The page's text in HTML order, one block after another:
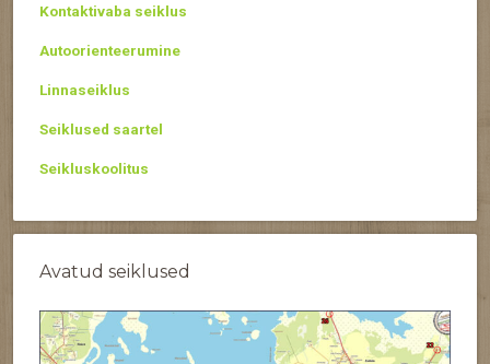
Kontaktivaba seiklus
Autoorienteerumine
Linnaseiklus
Seiklused saartel
Seikluskoolitus
Avatud seiklused